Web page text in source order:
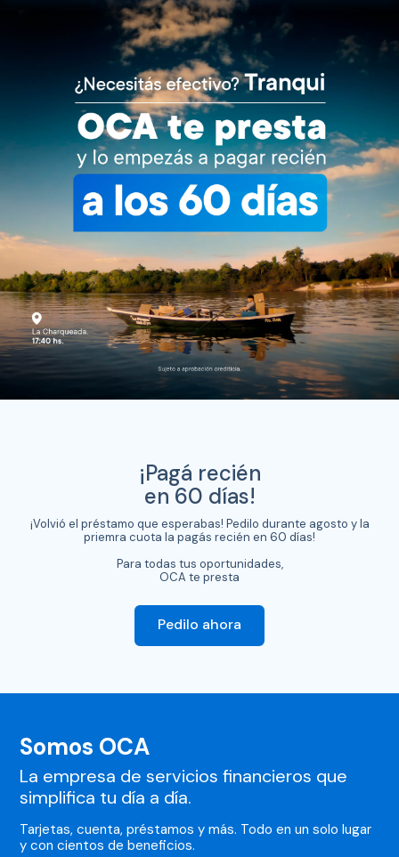
¡Pagá recién
en 60 días!
¡Volvió el préstamo que esperabas! Pedilo durante agosto y la
priemra cuota la pagás recién en 60 días!
Para todas tus oportunidades,
OCA te presta
Pedilo ahora
Somos OCA
La empresa de servicios financieros que
simplifica tu día a día.
Tarjetas, cuenta, préstamosy más. Todo en un solo lugar
y con cientos de beneficios.